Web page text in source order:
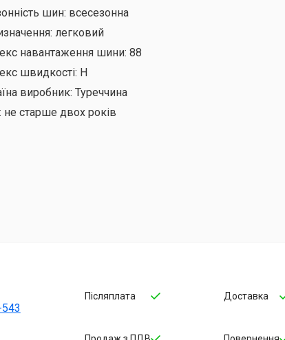
шин: всесезонна
легковий
навантаження шини: 88
швидкості: H
виробник: Туреччина
не старше двох років
Післяплата Доставка